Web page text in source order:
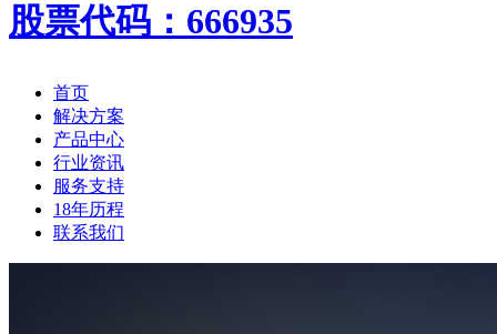
股票代码：666935
首页
解决方案
产品中心
行业资讯
服务支持
18年历程
联系我们